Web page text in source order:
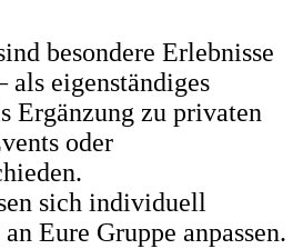
besondere Erlebnisse
als eigenständiges
Ergänzung zu privaten
oder
sich individuell
Eure Gruppe anpassen.